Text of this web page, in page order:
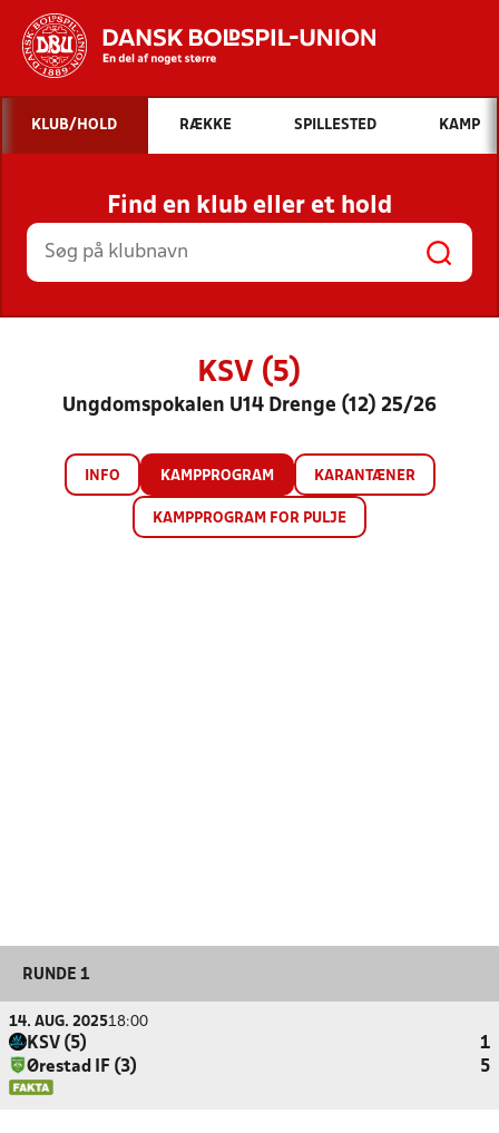
Hvad vil du søge efter?
INDHOLD OG NYHEDER
STILLINGER, RESULTATER, KLUBBER OG
HOLD
KLUB/HOLD RÆKKE SPILLESTED KAMP
Find en klub eller et hold
KSV (5)
Ungdomspokalen U14 Drenge (12) 25/26
INFO KAMPPROGRAM KARANTÆNER
KAMPPROGRAM FOR PULJE
RUNDE 1
14. AUG. 202518:00
KSV (5)
1
Ørestad IF (3)
5